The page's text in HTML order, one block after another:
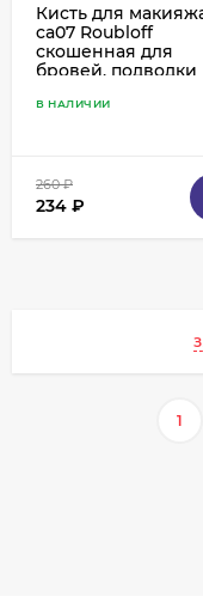
Кисть для
ca07 Roubloff
скошенная для
бровей, подводки
синтетика рыжая
В НАЛИЧИИ
260₽
234 ₽
1